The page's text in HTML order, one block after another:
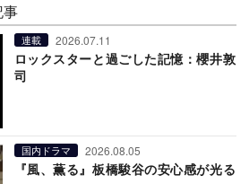
事
連載 2026.07.11
ロックスターと過ごした記憶：櫻井敦
司
国内ドラマ 2026.08.05
『風、薫る』板橋駿谷の安心感が光る